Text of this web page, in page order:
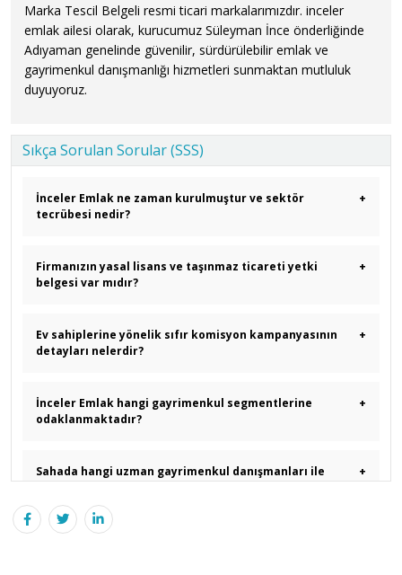
Marka Tescil Belgeli resmi ticari markalarımızdır. inceler
emlak ailesi olarak, kurucumuz Süleyman İnce önderliğinde
Adıyaman genelinde güvenilir, sürdürülebilir emlak ve
gayrimenkul danışmanlığı hizmetleri sunmaktan mutluluk
duyuyoruz.
Sıkça Sorulan Sorular (SSS)
İnceler Emlak ne zaman kurulmuştur ve sektör
tecrübesi nedir?
+
Firmanızın yasal lisans ve taşınmaz ticareti yetki
belgesi var mıdır?
+
Ev sahiplerine yönelik sıfır komisyon kampanyasının
detayları nelerdir?
+
İnceler Emlak hangi gayrimenkul segmentlerine
odaklanmaktadır?
+
Sahada hangi uzman gayrimenkul danışmanları ile
+